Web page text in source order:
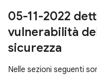
05-11-2022
vulnerabilità
sicurezza
Nelle sezioni seguenti